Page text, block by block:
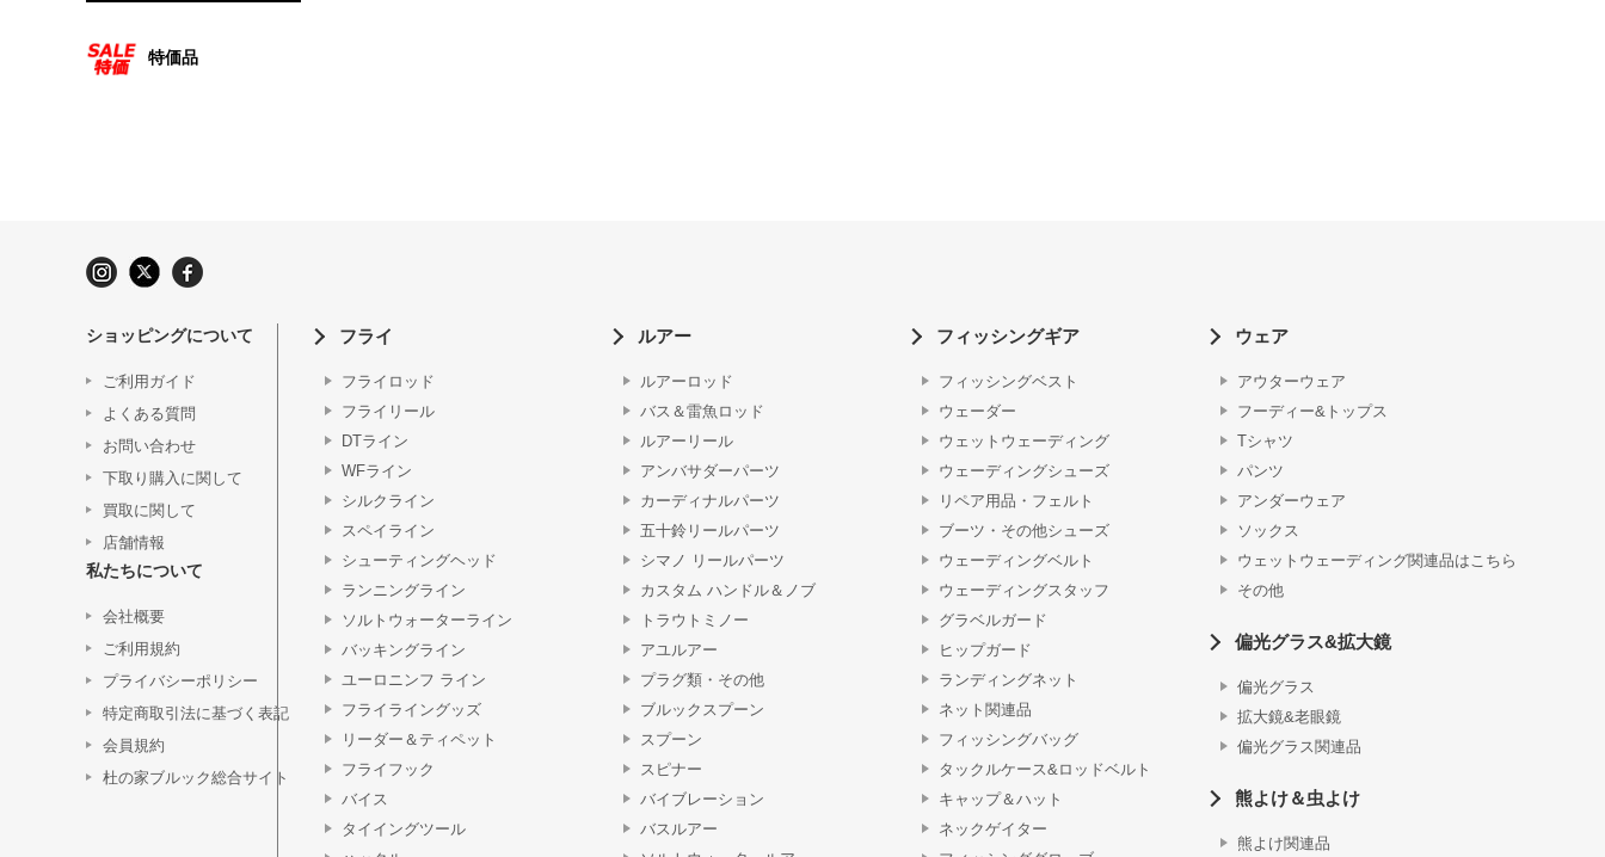
特価品
ショッピングについて
ご利用ガイド
よくある質問
お問い合わせ
下取り購入に関して
買取に関して
店舗情報
私たちについて
会社概要
ご利用規約
プライバシーポリシー
特定商取引法に基づく表記
会員規約
杜の家ブルック総合サイト
フライ
フライロッド
フライリール
DTライン
WFライン
シルクライン
スペイライン
シューティングヘッド
ランニングライン
ソルトウォーターライン
バッキングライン
ユーロニンフ ライン
フライライングッズ
リーダー＆ティペット
フライフック
バイス
タイイングツール
ルアー
ルアーロッド
バス＆雷魚ロッド
ルアーリール
アンバサダーパーツ
カーディナルパーツ
五十鈴リールパーツ
シマノ リールパーツ
カスタム ハンドル＆ノブ
トラウトミノー
アユルアー
プラグ類・その他
ブルックスプーン
スプーン
スピナー
バイブレーション
バスルアー
フィッシングギア
フィッシングベスト
ウェーダー
ウェットウェーディング
ウェーディングシューズ
リペア用品・フェルト
ブーツ・その他シューズ
ウェーディングベルト
ウェーディングスタッフ
グラベルガード
ヒップガード
ランディングネット
ネット関連品
フィッシングバッグ
タックルケース&ロッドベルト
キャップ＆ハット
ネックゲイター
ウェア
アウターウェア
フーディー&トップス
Tシャツ
パンツ
アンダーウェア
ソックス
ウェットウェーディング関連品はこちら
その他
偏光グラス&拡大鏡
偏光グラス
拡大鏡&老眼鏡
偏光グラス関連品
熊よけ＆虫よけ
熊よけ関連品